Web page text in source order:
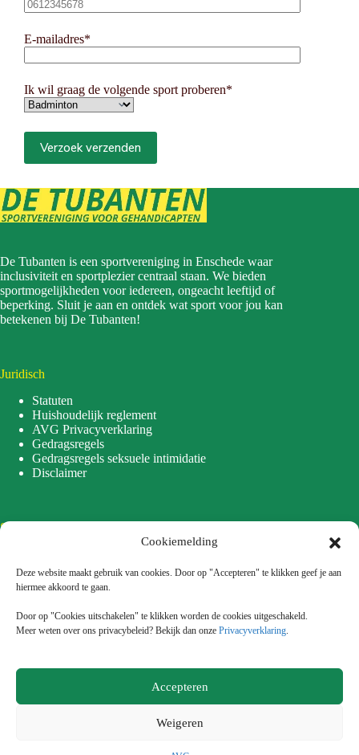
Cookiemelding
Deze website maakt gebruik van cookies. Door op "Accepteren" te klikken geef je aan
hiermee akkoord te gaan.
Door op "Cookies uitschakelen" te klikken worden de cookies uitgeschakeld.
Meer weten over ons privacybeleid? Bekijk dan onze Privacyverklaring.
Accepteren
Weigeren
E-mailadres*
Ik wil graag de volgende sport proberen*
De Tubanten is een sportvereniging in Enschede waar
inclusiviteit en sportplezier centraal staan. We bieden
sportmogelijkheden voor iedereen, ongeacht leeftijd of
beperking. Sluit je aan en ontdek wat sport voor jou kan
betekenen bij De Tubanten!
Juridisch
Statuten
Huishoudelijk reglement
AVG Privacyverklaring
Gedragsregels
Gedragsregels seksuele intimidatie
Disclaimer
Sitemap
Sporten
Nieuws
Lidmaatschap
Onze sponsoren
Over ons